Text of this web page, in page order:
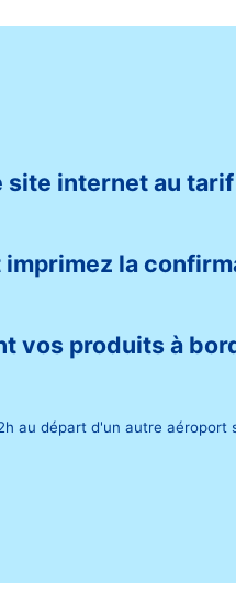
site internet au
la
vos produits à
au départ d'un autre aéroport